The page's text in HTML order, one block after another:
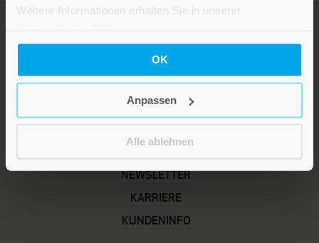
Weitere Informationen erhalten Sie in unserer
OK
Anpassen
Alle ablehnen
NEWSLETTER
KARRIERE
KUNDENINFO